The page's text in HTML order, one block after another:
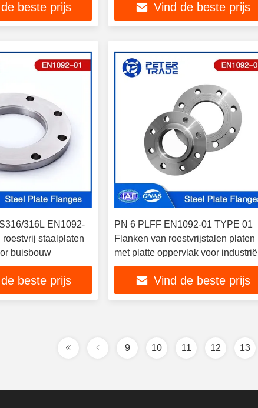
beste prijs Vind de beste prijs
316L EN1092-
staalplaten
buisbouw
beste prijs
PN 6 PLFF EN1092-01 TYPE 01
Flanken van roestvrijstalen platen
met platte oppervlak voor
toepassingen
Vind de beste prijs
9 10 11 12 13